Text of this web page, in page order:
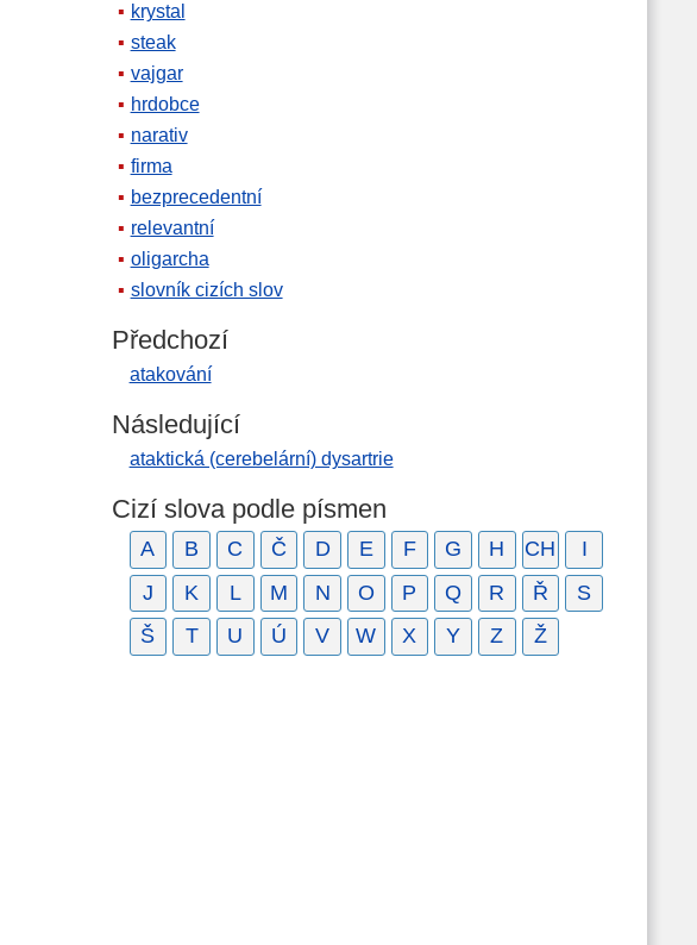
krystal
steak
vajgar
hrdobce
narativ
firma
bezprecedentní
relevantní
oligarcha
slovník cizích slov
Předchozí
atakování
Následující
ataktická (cerebelární) dysartrie
Cizí slova podle písmen
A B C Č D E F G H CH
I
J
K L M N O P Q R Ř
S
Š
T U Ú V W X Y Z Ž